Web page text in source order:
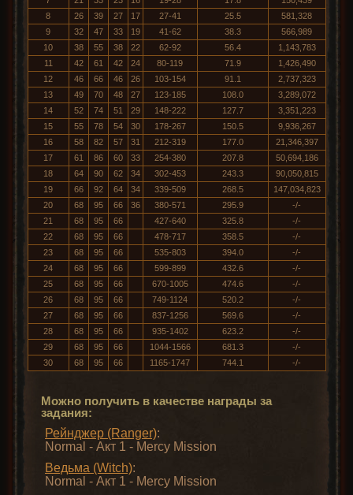
8
26 39 27 17 27-41 25.5
581,328
9
32 47 33 19 41-62 38.3
566,989
10
38 55 38 22 62-92 56.4
1,143,783
11
42 61 42 24 80-119 71.9
1,426,490
12
46 66 46 26 103-154 91.1
2,737,323
13
49 70 48 27 123-185 108.0
3,289,072
14
52 74 51 29 148-222 127.7
3,351,223
15
55 78 54 30 178-267 150.5
9,936,267
16
58 82 57 31 212-319 177.0
21,346,397
17
61 86 60 33 254-380 207.8
50,694,186
18
64 90 62 34 302-453 243.3
90,050,815
19
66 92 64 34 339-509 268.5
147,034,823
20
68 95 66 36 380-571 295.9
-/-
21
68 95 66 427-640 325.8
-/-
22
68 95 66 478-717 358.5
-/-
23
68 95 66 535-803 394.0
-/-
24
68 95 66 599-899 432.6
-/-
25
68 95 66 670-1005 474.6
-/-
26
68 95 66 749-1124 520.2
-/-
27
68 95 66 837-1256 569.6
-/-
28
68 95 66 935-1402 623.2
-/-
29
68 95 66 1044-1566 681.3
-/-
30
68 95 66 1165-1747 744.1 -/-
Можно получить в качестве награды за
задания:
Рейнджер (Ranger):
Normal - Акт 1 - Mercy Mission
Ведьма (Witch):
Normal - Акт 1 - Mercy Mission